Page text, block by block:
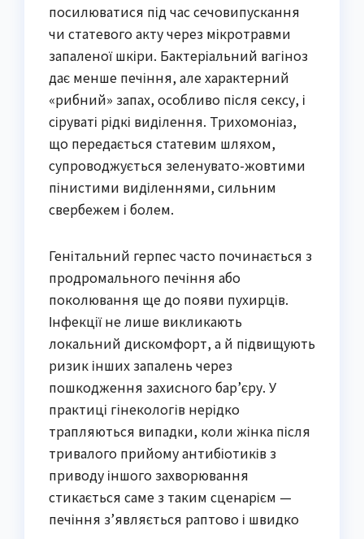
посилюватися під час сечовипускання
чи статевого акту через мікротравми
запаленої шкіри. Бактеріальний вагіноз
дає менше печіння, але характерний
«рибний» запах, особливо після сексу, і
сіруваті рідкі виділення. Трихомоніаз,
що передається статевим шляхом,
супроводжується зеленувато-жовтими
пінистими виділеннями, сильним
свербежем і болем.
Генітальний герпес часто починається з
продромального печіння або
поколювання ще до появи пухирців.
Інфекції не лише викликають
локальний дискомфорт, а й підвищують
ризик інших запалень через
пошкодження захисного бар’єру. У
практиці гінекологів нерідко
трапляються випадки, коли жінка після
тривалого прийому антибіотиків з
приводу іншого захворювання
стикається саме з таким сценарієм —
печіння з’являється раптово і швидко